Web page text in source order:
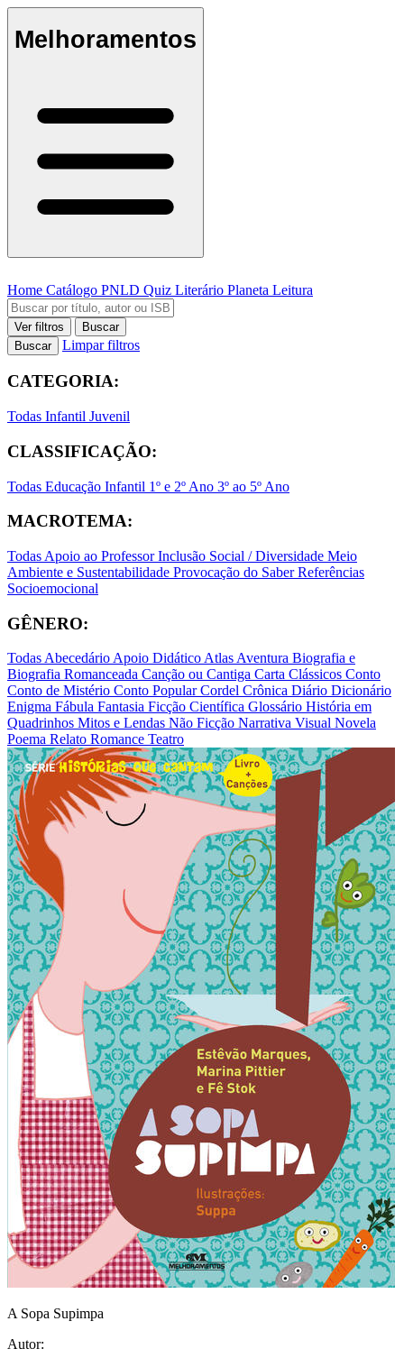
Melhoramentos
Home Catálogo PNLD Quiz Literário Planeta Leitura
Ver filtros
Buscar
Buscar
Limpar filtros
CATEGORIA:
Todas Infantil Juvenil
CLASSIFICAÇÃO:
Todas Educação Infantil 1º e 2º Ano 3º ao 5º Ano
MACROTEMA:
Todas Apoio ao ProfessorInclusão Social / Diversidade Meio
Ambiente e Sustentabilidade Provocação do SaberReferências
Socioemocional
GÊNERO:
TodasAbecedárioApoio DidáticoAtlasAventura Biografia e
Biografia Romanceada Canção ou Cantiga Carta Clássicos Conto
Conto de Mistério Conto PopularCordel Crônica Diário Dicionário
Enigma Fábula Fantasia Ficção Científica Glossário História em
Quadrinhos Mitos e Lendas Não Ficção Narrativa Visual Novela
Poema Relato Romance Teatro
A Sopa Supimpa
Autor: